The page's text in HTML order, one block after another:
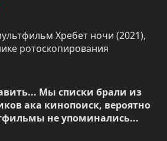
Хребет ночи (2021),
ротоскопирования
Мы списки брали из
ака кинопоиск, вероятно
не упоминались...